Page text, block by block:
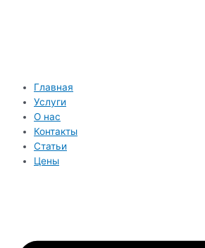
Главная
Услуги
О нас
Контакты
Статьи
Цены